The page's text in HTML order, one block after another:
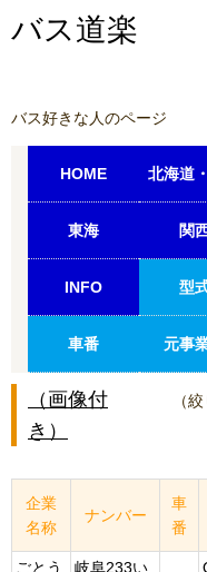
バス道楽
バス好きな人のページ
HOME 北海道
東海 関
INFO 型
車番 元事
（画像付
き）
（
企業
名称
ナンバー
車
番
ごとう
岐阜233い